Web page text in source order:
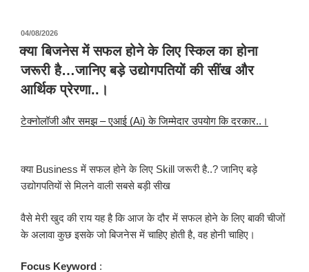
04/08/2026पर
प्रकाशित
किया
गया
क्या बिजनेस में सफल होने के लिए स्किल का होना
जरूरी है…जानिए बड़े उद्योगपतियों की सींख और
आर्थिक प्रेरणा..।
टेक्नोलॉजी और समझ – एआई (Ai) के जिम्मेदार उपयोग कि दरकार..।
क्या Business में सफल होने के लिए Skill जरूरी है..? जानिए बड़े
उद्योगपतियों से मिलने वाली सबसे बड़ी सीख
वैसे मेरी खुद की राय यह है कि आज के दौर में सफल होने के लिए बाकी चीजों
के अलावा कुछ इसके जो बिजनेस में चाहिए होती है, वह होनी चाहिए।
Focus Keyword :